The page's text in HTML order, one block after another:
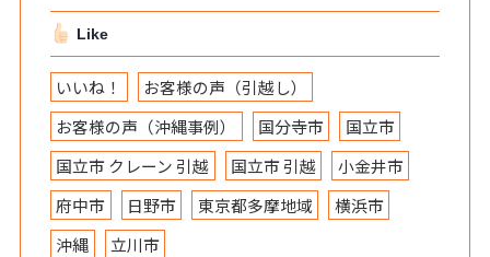
Like
いいね！
お客様の声（引越し）
お客様の声（沖縄事例）
国分寺市
国立市
国立市 クレーン 引越
国立市 引越
小金井市
府中市
日野市 東京都多摩地域
横浜市
沖縄
立川市